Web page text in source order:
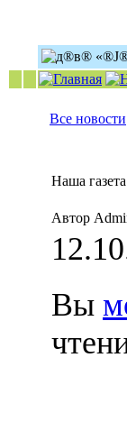
Все новости
Наша
Автор
Вы